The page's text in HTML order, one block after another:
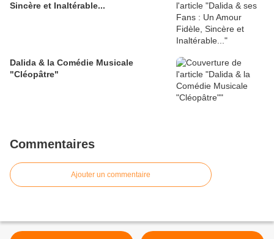
Sincère et Inaltérable...
Dalida & la Comédie Musicale
"Cléopâtre"
Commentaires
Ajouter un commentaire